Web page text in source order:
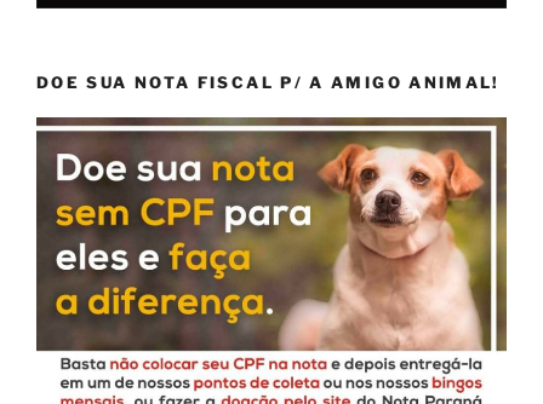
DOE SUA NOTA FISCAL P/ A AMIGO ANIMAL!